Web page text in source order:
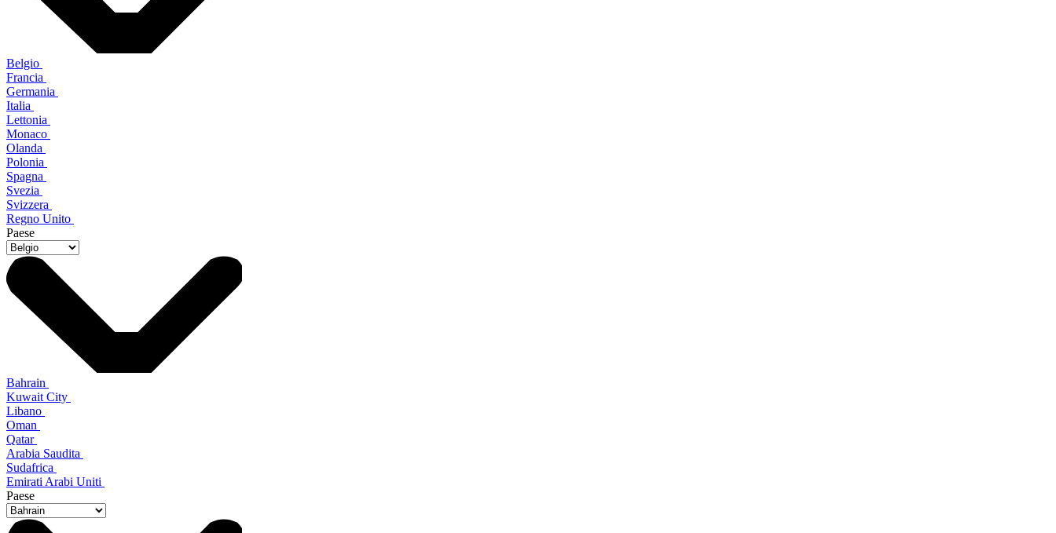
Belgio
Francia
Germania
Italia
Lettonia
Monaco
Olanda
Polonia
Spagna
Svezia
Svizzera
Regno Unito
Paese
Bahrain
Kuwait City
Libano
Oman
Qatar
Arabia Saudita
Sudafrica
Emirati Arabi Uniti
Paese